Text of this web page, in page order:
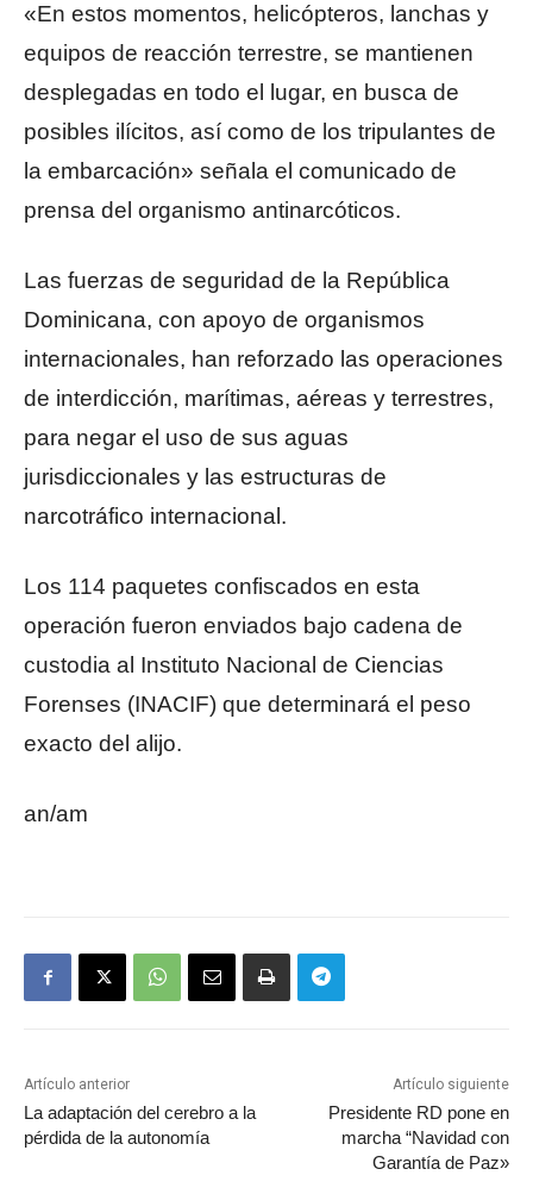
«En estos momentos, helicópteros, lanchas y
equipos de reacción terrestre, se mantienen
desplegadas en todo el lugar, en busca de
posibles ilícitos, así como de los tripulantes de
la embarcación» señala el comunicado de
prensa del organismo antinarcóticos.
Las fuerzas de seguridad de la República
Dominicana, con apoyo de organismos
internacionales, han reforzado las operaciones
de interdicción, marítimas, aéreas y terrestres,
para negar el uso de sus aguas
jurisdiccionales y las estructuras de
narcotráfico internacional.
Los 114 paquetes confiscados en esta
operación fueron enviados bajo cadena de
custodia al Instituto Nacional de Ciencias
Forenses (INACIF) que determinará el peso
exacto del alijo.
an/am
Artículo anterior
La adaptación del cerebro a la
pérdida de la autonomía
Artículo siguiente
Presidente RD pone en
marcha “Navidad con
Garantía de Paz»